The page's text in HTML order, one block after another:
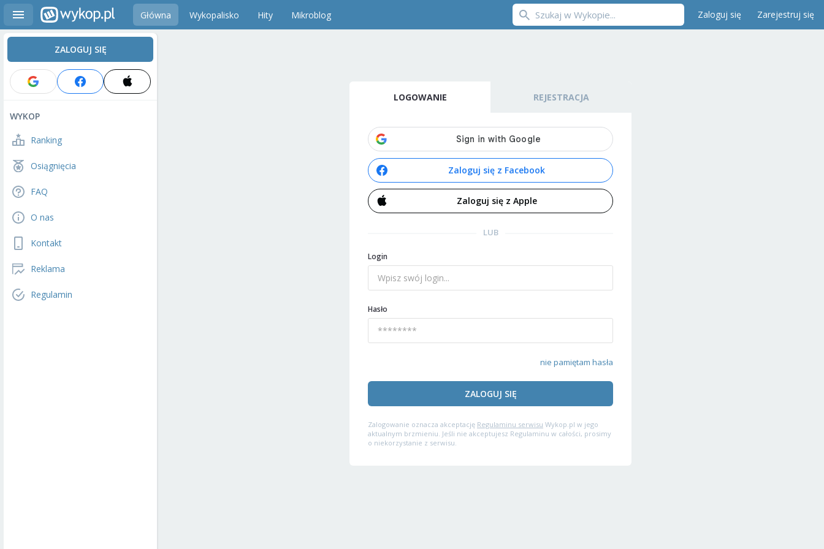
Główna Wykopalisko Hity Mikroblog Zaloguj się Zarejestruj się
ZALOGUJ SIĘ
WYKOP
Ranking
Osiągnięcia
FAQ
O nas
Kontakt
Reklama
Regulamin
LOGOWANIE REJESTRACJA
Zaloguj się z Facebook
Zaloguj się z Apple
LUB
Login
Hasło
nie pamiętam hasła
ZALOGUJ SIĘ
Zalogowanie oznacza akceptację Regulaminu serwisu Wykop.pl w jego
aktualnym brzmieniu. Jeśli nie akceptujesz Regulaminu w całości, prosimy
o niekorzystanie z serwisu.